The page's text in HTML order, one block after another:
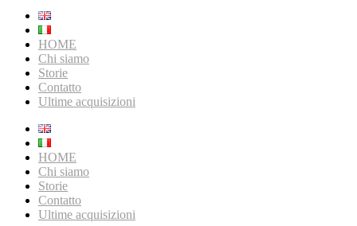
HOME
Chi siamo
Storie
Contatto
Ultime acquisizioni
HOME
Chi siamo
Storie
Contatto
Ultime acquisizioni